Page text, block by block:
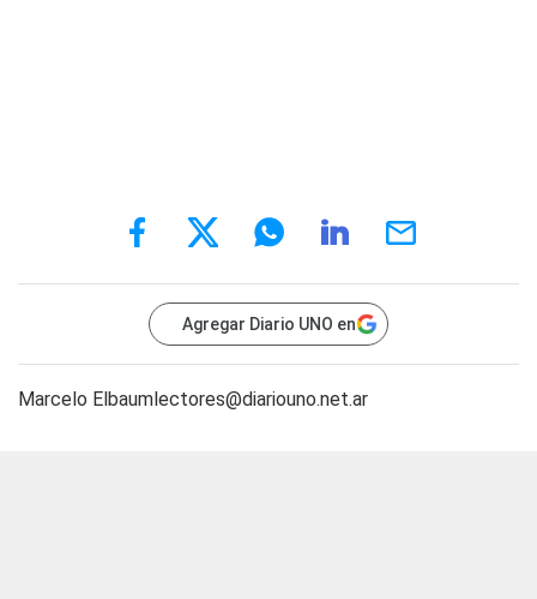
Agregar Diario UNO en
Marcelo Elbaumlectores@diariouno.net.ar